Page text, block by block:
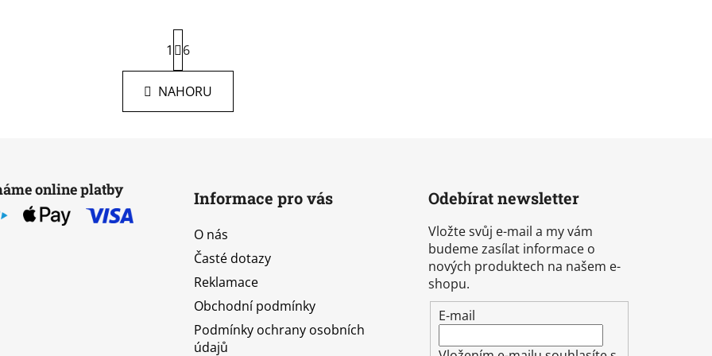
O
v
l
S
t
r
n
k
1 6
NAHORU
online platby Informace pro vás
O nás
Časté dotazy
Reklamace
Obchodní podmínky
Podmínky ochrany osobních
údajů
Odebírat newsletter
Vložte svůj e-mail a my vám
budeme zasílat informace o
nových produktech na našem e-
shopu.
E-mail